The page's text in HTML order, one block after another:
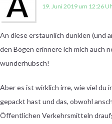
19. Juni 2019 um 12:26
An diese erstaunlich dunklen (und
den Bögen erinnere ich mich auch
wunderhübsch!
Aber es ist wirklich irre, wie viel du
gepackt hast und das, obwohl
Öffentlichen Verkehrsmitteln